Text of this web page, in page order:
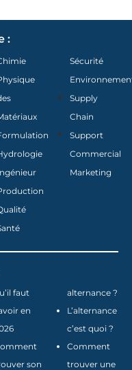
:
Sécurité
Supply
Chain
Support
Commercial
Marketing
faut
en
son
alternance ?
L’alternance
c’est quoi ?
Comment
trouver une